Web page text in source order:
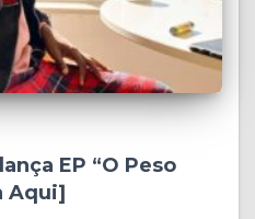
EP “O Peso
Aqui]